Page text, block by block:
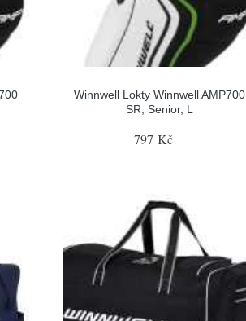
Winnwell Lokty Winnwell AMP700
SR, Senior, L
797 Kč